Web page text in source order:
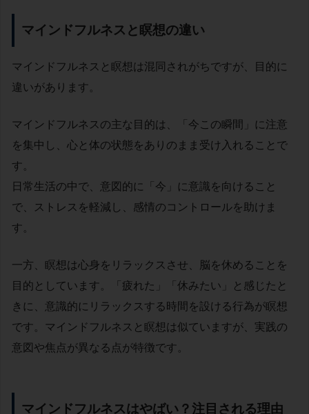
マインドフルネスと瞑想の違い
マインドフルネスと瞑想は混同されがちですが、目的に
違いがあります。
マインドフルネスの主な目的は、「今この瞬間」に注意
を集中し、心と体の状態をありのまま受け入れることで
す。
日常生活の中で、意図的に「今」に意識を向けること
で、ストレスを軽減し、感情のコントロールを助けま
す。
一方、瞑想は心身をリラックスさせ、脳を休めることを
目的としています。「疲れた」「休みたい」と感じたと
きに、意識的にリラックスする時間を設ける行為が瞑想
です。マインドフルネスと瞑想は似ていますが、実践の
意図や焦点が異なる点が特徴です。
マインドフルネスはやばい？注目される理由